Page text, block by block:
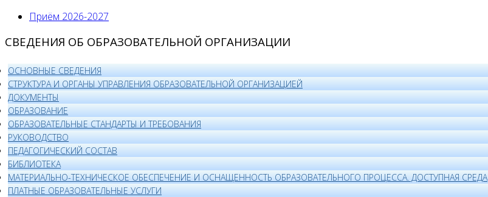
Приём 2026-2027
СВЕДЕНИЯ ОБ ОБРАЗОВАТЕЛЬНОЙ ОРГАНИЗАЦИИ
ОСНОВНЫЕ СВЕДЕНИЯ
СТРУКТУРА И ОРГАНЫ УПРАВЛЕНИЯ ОБРАЗОВАТЕЛЬНОЙ ОРГАНИЗАЦИЕЙ
ДОКУМЕНТЫ
ОБРАЗОВАНИЕ
ОБРАЗОВАТЕЛЬНЫЕ СТАНДАРТЫ И ТРЕБОВАНИЯ
РУКОВОДСТВО
ПЕДАГОГИЧЕСКИЙ СОСТАВ
БИБЛИОТЕКА
МАТЕРИАЛЬНО-ТЕХНИЧЕСКОЕ ОБЕСПЕЧЕНИЕ И ОСНАЩЕННОСТЬ ОБРАЗОВАТЕЛЬНОГО ПРОЦЕССА. ДОСТУПНАЯ СРЕДА
ПЛАТНЫЕ ОБРАЗОВАТЕЛЬНЫЕ УСЛУГИ